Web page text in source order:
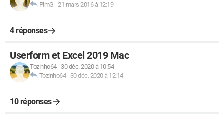
PimG -21 mars 2016 à 12:19
4 réponses
Userform et Excel 2019 Mac
Tozinho64- 30 déc. 2020 à 10:54
Tozinho64- 30 déc. 2020 à 12:14
10 réponses